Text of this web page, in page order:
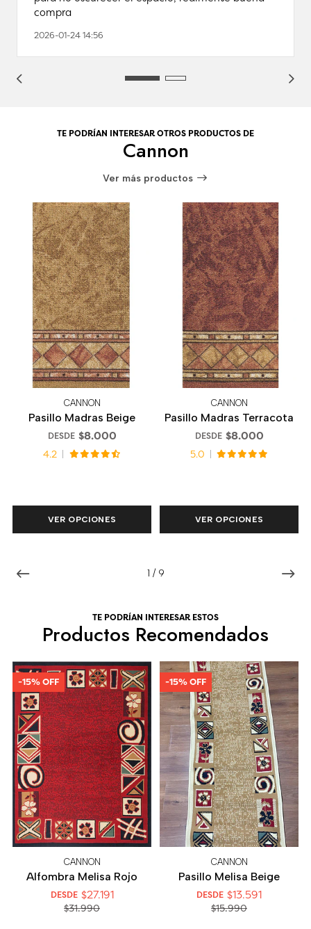
compra
2026-01-24 14:56
TE PODRÍAN INTERESAR OTROS PRODUCTOS DE
Cannon
Ver más productos
1 / 9
CANNON
Pasillo Madras Beige
DESDE $8.000
4.2
VER OPCIONES
CANNON
Pasillo Madras Terracota
DESDE $8.000
5.0
VER OPCIONES
TE PODRÍAN INTERESAR ESTOS
Productos Recomendados
-15% OFF
CANNON
Alfombra Melisa Rojo
DESDE $27.191
$31.990
-15% OFF
CANNON
Pasillo Melisa Beige
DESDE $13.591
$15.990